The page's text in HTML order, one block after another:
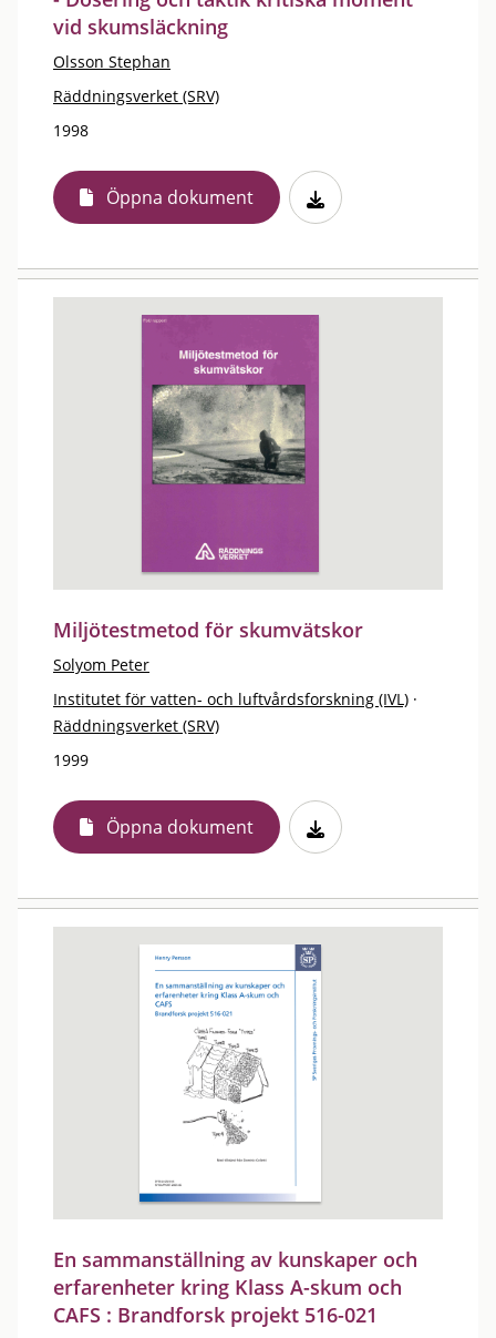
vid skumsläckning
Olsson Stephan
Räddningsverket (SRV)
1998
Öppna dokument
Miljötestmetod för skumvätskor
Solyom Peter
Institutet för vatten- och luftvårdsforskning (IVL) ·
Räddningsverket (SRV)
1999
Öppna dokument
En sammanställning av kunskaper och
erfarenheter kring Klass A-skum och
CAFS : Brandforsk projekt 516-021